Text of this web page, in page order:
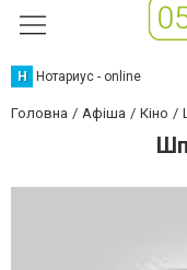
Н Нотариус - online
Головна Афіша Кіно